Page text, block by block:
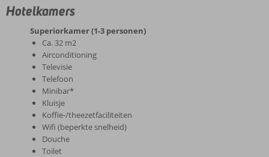
Hotelkamers
Superiorkamer (1-3 personen)
Ca. 32 m2
Airconditioning
Televisie
Telefoon
Minibar*
Kluisje
Koffie-/theezetfaciliteiten
Wifi (beperkte snelheid)
Douche
Toilet